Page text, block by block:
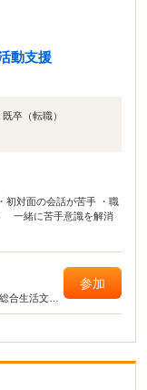
動支援
卒（転職）
対面の会話が苦手 ・職
一緒に苦手意識を解消
合生活文化
参加